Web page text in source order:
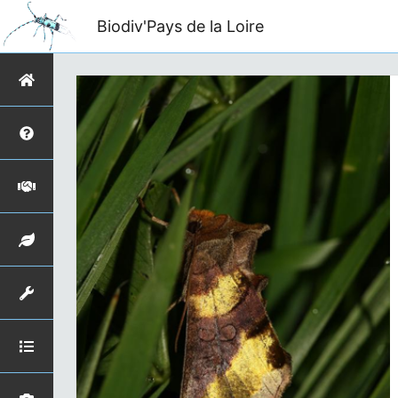
Biodiv'Pays de la Loire